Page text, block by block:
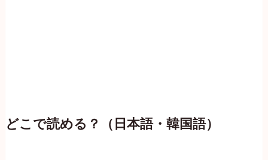
どこで読める？（日本語・韓国語）